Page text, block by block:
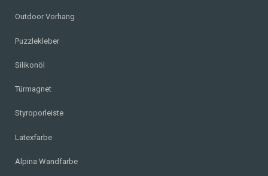
Outdoor Vorhang
Puzzlekleber
Silikonöl
Türmagnet
Styroporleiste
Latexfarbe
Alpina Wandfarbe